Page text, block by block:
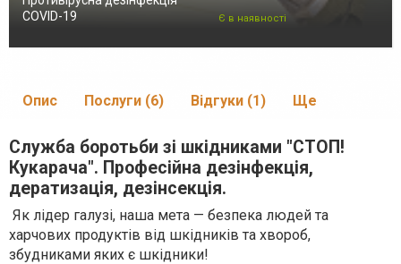
COVID-19
Є в наявності
Опис Послуги (6) Відгуки (1) Ще
Служба боротьби зі шкідниками "СТОП!
Кукарача". Професійна дезінфекція,
дератизація, дезінсекція.
Як лідер галузі, наша мета — безпека людей та
харчових продуктів від шкідників та хвороб,
збудниками яких є шкідники!